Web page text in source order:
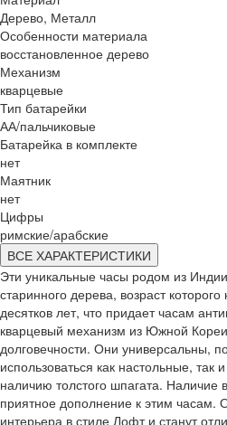
Дерево, Металл
Особенности материала
восстановленное дерево
Механизм
кварцевые
Тип батарейки
АА/пальчиковые
Батарейка в комплекте
нет
Маятник
нет
Цифры
римские/арабские
ВСЕ ХАРАКТЕРИСТИКИ
Эти уникальные часы родом из
старинного дерева, возраст
десятков лет, что придает часам
кварцевый механизм из Южной
долговечности. Они универсальны,
использоваться как настольные, так
наличию толстого шпагата. Наличие
приятное дополнение к этим часам.
интерьера в стиле Лофт и станут